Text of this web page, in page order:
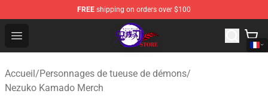
FREE shipping on orders over $100
Open menu
Kimetsu no Yaiba Store - Official Kimetsu no Yaiba
Accueil/Personnages de tueuse de démons/
Nezuko Kamado Merch